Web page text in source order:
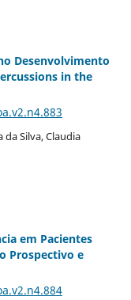
Desenvolvimento
in the
da Silva, Claudia
em Pacientes
Prospectivo e